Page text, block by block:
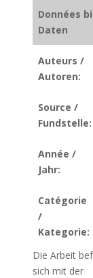
Données
Daten
Auteurs /
Autoren:
Source /
Fundstelle:
Année /
Jahr:
Catégorie
/
Kategorie:
Die Arbeit
sich mit der